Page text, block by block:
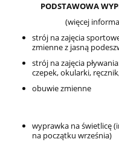
PODSTAWOWA
(więcej
strój na zajęcia
zmienne z jasną
strój na zajęcia
czepek, okularki,
obuwie zmienne
wyprawka na świetlicę
na początku września)